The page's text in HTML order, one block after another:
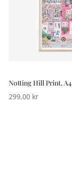
Notting Hill Print, A4
299,00 kr